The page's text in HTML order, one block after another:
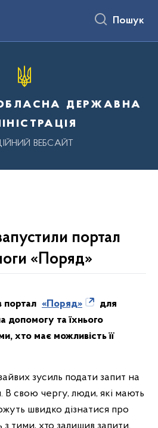
Пошук
державна
ВЕБСАЙТ
портал
«Поряд»
портал «Поряд»
для
допомогу та їхнього
хто має можливість її
зусиль подати запит на
свою чергу, люди, які мають
швидко дізнатися про